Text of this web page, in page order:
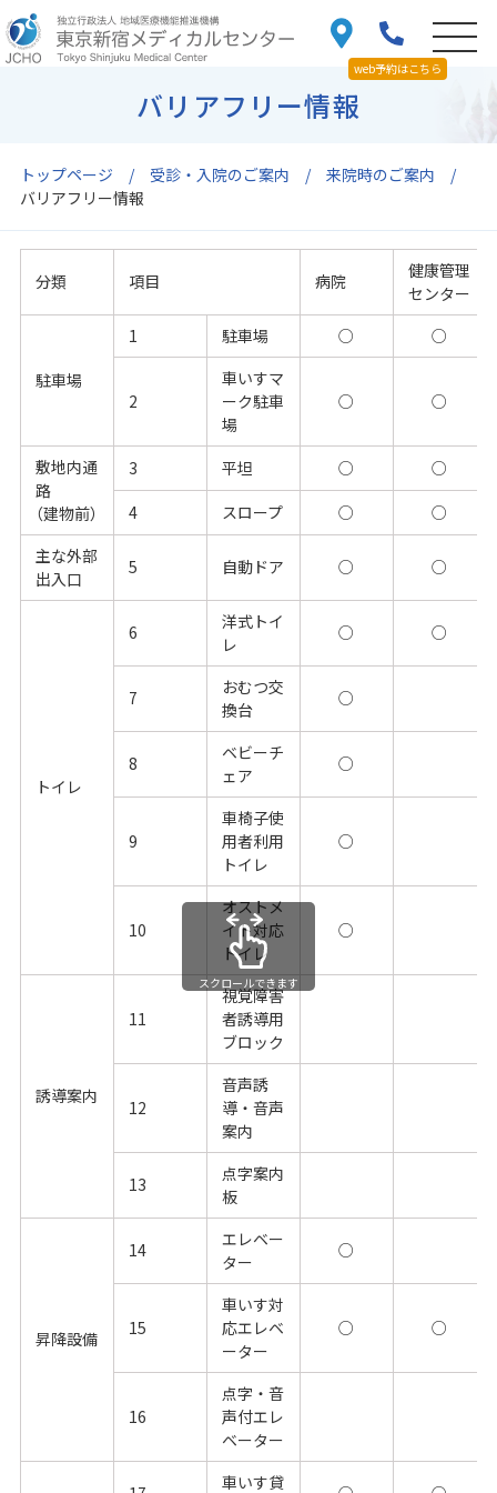
web予約はこちら
トップページ 受診・入院のご案内
来院時のご案内
バリアフリー情報
バリアフリー情報
分類 項目 病院
健康管理
センター
駐車場
1 駐車場 ○ ○
2
車いすマ
ーク駐車
場
○ ○
敷地内通
路
（建物前）
3 平坦 ○
○
4
スロープ ○
○
主な外部
出入口
5 自動ドア ○ ○
トイレ
6
洋式トイ
レ
○ ○
7
おむつ交
換台
○
8
ベビーチ
ェア
○
9
車椅子使
用者利用
トイレ
○
10
オストメ
イト対応
トイレ
○
誘導案内
11
視覚障害
者誘導用
ブロック
12
音声誘
導・音声
案内
13
点字案内
板
昇降設備
14
エレベー
ター
○
15
車いす対
応エレベ
ーター
○ ○
16
点字・音
声付エレ
ベーター
車いす貸
スクロールできます